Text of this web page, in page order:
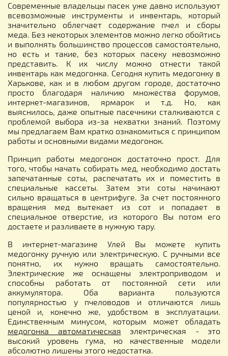
Современные владельцы пасек уже давно используют
всевозможные инструменты и инвентарь, который
значительно облегчает содержание пчел и сборы
меда. Без некоторых элементов можно легко обойтись
и выполнять большинство процессов самостоятельно,
но есть и такие, без которых пасеку невозможно
представить. К их числу можно отнести такой
инвентарь как медогонка. Сегодня купить медогонку в
Харькове, как и в любом другом городе, достаточно
просто благодаря наличию множества форумов,
интернет-магазинов, ярмарок и т.д. Но, как
выяснилось, даже опытные пасечники сталкиваются с
проблемой выбора из-за нехватки знаний. Поэтому
мы предлагаем Вам кратко ознакомиться с принципом
работы и основными видами медогонок.
Принцип работы медогонок достаточно прост. Для
того, чтобы начать собирать мед, необходимо достать
запечатанные соты, распечатать их и поместить в
специальные кассеты. Затем эти соты начинают
сильно вращаться в центрифуге. За счет постоянного
вращения мед вытекает из сот и попадает в
специальное отверстие, из которого Вы потом его
достаете и разливаете в нужную тару.
В интернет-магазине Улей Вы можете купить
медогонку ручную или электрическую. С ручными все
понятно, их нужно вращать самостоятельно.
Электрические же оснащены электроприводом и
способны работать от постоянной сети или
аккумулятора. Оба варианта пользуются
популярностью у пчеловодов и отличаются лишь
ценой и, конечно же, удобством в эксплуатации.
Единственным минусом, которым может обладать
медогонка автоматическая электрическая - это
высокий уровень гума, но качественные модели
абсолютно лишены этого недостатка.